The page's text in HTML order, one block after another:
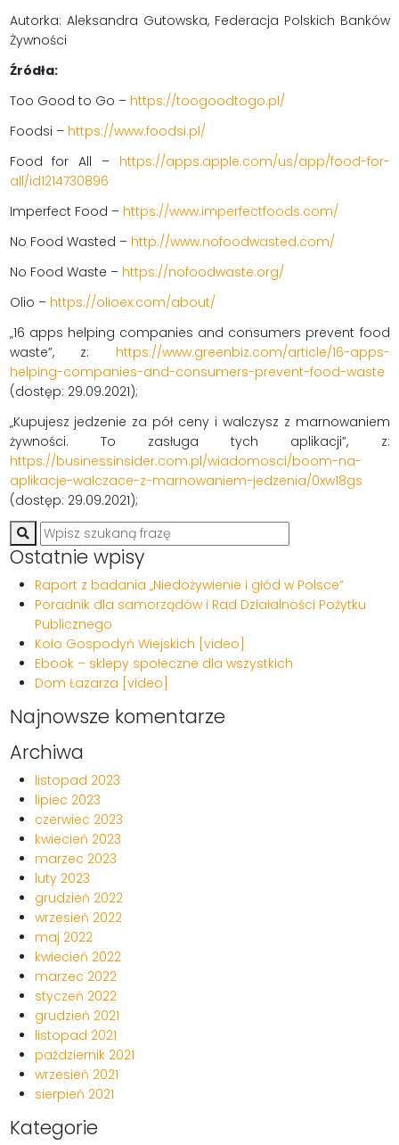
Autorka: Aleksandra Gutowska, Federacja Polskich Banków
Żywności
Źródła:
Too Good to Go – https://toogoodtogo.pl/
Foodsi – https://www.foodsi.pl/
Food for All – https://apps.apple.com/us/app/food-for-
all/id1214730896
Imperfect Food – https://www.imperfectfoods.com/
No Food Wasted – http://www.nofoodwasted.com/
No Food Waste – https://nofoodwaste.org/
Olio – https://olioex.com/about/
„16 apps helping companies and consumers prevent food
waste”, z: https://www.greenbiz.com/article/16-apps-
helping-companies-and-consumers-prevent-food-waste
(dostęp: 29.09.2021);
„Kupujesz jedzenie za pół ceny i walczysz z marnowaniem
żywności. To zasługa tych aplikacji”, z:
https://businessinsider.com.pl/wiadomosci/boom-na-
aplikacje-walczace-z-marnowaniem-jedzenia/0xw18gs
(dostęp: 29.09.2021);
Ostatnie wpisy
Raport z badania „Niedożywienie i głód w Polsce”
Poradnik dla samorządów i Rad Działalności Pożytku
Publicznego
Koło Gospodyń Wiejskich [video]
Ebook – sklepy społeczne dla wszystkich
Dom Łazarza [video]
Najnowsze komentarze
Archiwa
listopad 2023
lipiec 2023
czerwiec 2023
kwiecień 2023
marzec 2023
luty 2023
grudzień 2022
wrzesień 2022
maj 2022
kwiecień 2022
marzec 2022
styczeń 2022
grudzień 2021
listopad 2021
październik 2021
wrzesień 2021
sierpień 2021
Kategorie